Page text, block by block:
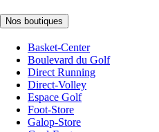
Nos boutiques
Basket-Center
Boulevard du Golf
Direct Running
Direct-Volley
Espace Golf
Foot-Store
Galop-Store